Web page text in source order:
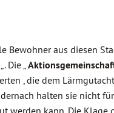
Bewohner aus diesen
„. Die „
, die dem
halten sie nicht
werden kann. Die Klage